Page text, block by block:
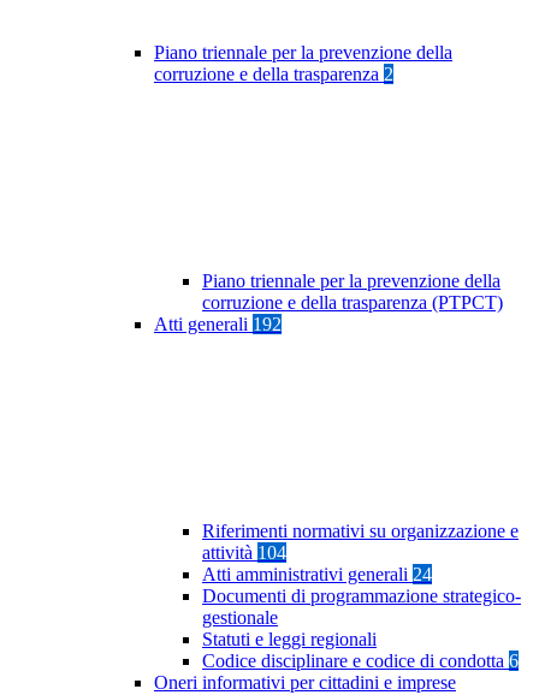
Piano triennale per la prevenzione della
corruzione e della trasparenza 2
Piano triennale per la prevenzione della
corruzione e della trasparenza (PTPCT)
Atti generali 192
Riferimenti normativi su organizzazione e
attività 104
Atti amministrativi generali 24
Documenti di programmazione strategico-
gestionale
Statuti e leggi regionali
Codice disciplinare e codice di condotta 6
Oneri informativi per cittadini e imprese